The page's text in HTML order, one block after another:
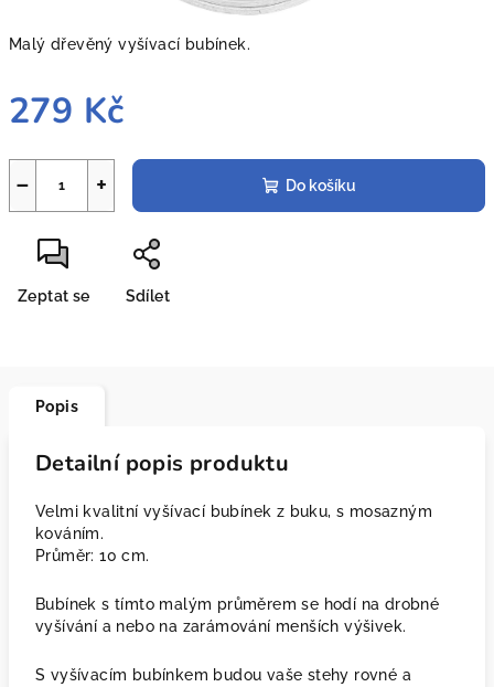
Malý dřevěný vyšívací bubínek.
279 Kč
+
− Do košíku
Zeptat se Sdílet
Popis
Detailní popis produktu
Velmi kvalitní vyšívací bubínek z buku, s mosazným
kováním.
Průměr: 10 cm.
Bubínek s tímto malým průměrem se hodí na drobné
vyšívání a nebo na zarámování menších výšivek.
S vyšívacím bubínkem budou vaše stehy rovné a